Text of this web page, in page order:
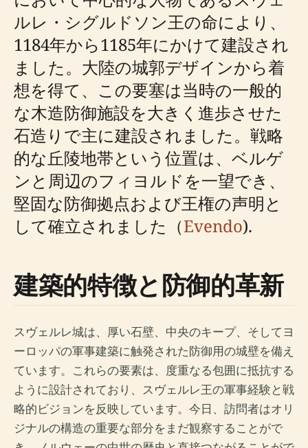
ルレ・シグルドソン王の命により、
1184年から1185年にかけて建設され
ました。大陸の城郭デザインから着
想を得て、この要塞は当時の一般的
な木造防御施設を大きく進歩させた
石造りで主に建設されました。戦略
的な丘陵地帯という位置は、ベルゲ
ンと周辺のフィヨルドを一望でき、
堅固な防御拠点および王権の声明と
して確立されました（Evendo).
建築的特徴と防御的革新
スヴェルレ城は、厚い石壁、中央のキープ、そしてヨ
ーロッパの軍事建築に触発された防御用の城壁を備え
ています。これらの要素は、度重なる包囲に抵抗する
ように設計されており、スヴェルレ王の軍事経験と戦
略的ビジョンを反映しています。今日、訪問者はオリ
ジナルの構造の重要な部分をまだ観察することがで